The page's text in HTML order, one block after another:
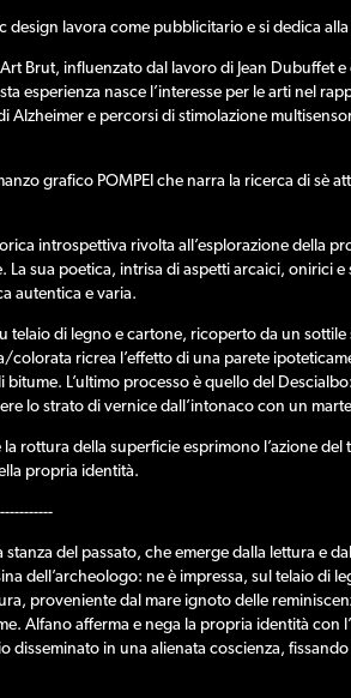
design lavora come pubblicitario e si dedica
Brut, influenzato dal lavoro di Jean Dubuffet
esperienza nasce l’interesse per le arti nel
Alzheimer e percorsi di stimolazione
grafico POMPEI che narra la ricerca di sè
introspettiva rivolta all’esplorazione della
La sua poetica, intrisa di aspetti arcaici, onirici
autentica e varia.
telaio di legno e cartone, ricoperto da un
colorata ricrea l’effetto di una parete
L’ultimo processo è quello del
lo strato di vernice dall’intonaco con un
la rottura della superficie esprimono l’azione
propria identità.
stanza del passato, che emerge dalla lettura e
dell’archeologo: ne è impressa, sul telaio di
proveniente dal mare ignoto delle
Alfano afferma e nega la propria identità con
disseminato in una alienata coscienza,